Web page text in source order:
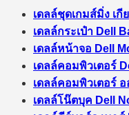
เดลล์ชุดเกมส์มิ่ง เกี
เดลล์กระเป๋า Dell
เดลล์หน้าจอ Dell
เดลล์คอมพิวเตอร์
เดลล์คอมพิวเตอร์
เดลล์โน๊ตบุค Dell